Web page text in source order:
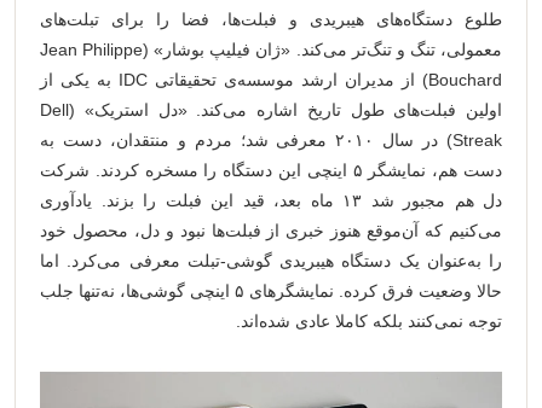
طلوع دستگاه‌های هیبریدی و فبلت‌ها، فضا را برای تبلت‌های
معمولی، تنگ و تنگ‌تر می‌کند. «ژان فیلیپ بوشار» (Jean Philippe
Bouchard) از مدیران ارشد موسسه‌ی تحقیقاتی IDC به یکی از
اولین فبلت‌های طول تاریخ اشاره می‌کند. «دل استریک» (Dell
Streak) در سال ۲۰۱۰ معرفی شد؛ مردم و منتقدان، دست به
دست هم، نمایشگر ۵ اینچی این دستگاه را مسخره کردند. شرکت
دل هم مجبور شد ۱۳ ماه بعد، قید این فبلت را بزند. یادآوری
می‌کنیم که آن‌موقع هنوز خبری از فبلت‌ها نبود و دل، محصول خود
را به‌عنوان یک دستگاه هیبریدی گوشی-تبلت معرفی می‌کرد. اما
حالا وضعیت فرق کرده. نمایشگرهای ۵ اینچی گوشی‌ها، نه‌تنها جلب
توجه نمی‌کنند بلکه کاملا عادی شده‌اند.